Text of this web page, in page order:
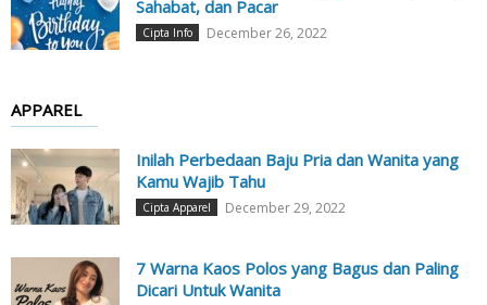
Sahabat, dan Pacar
Cipta Info December 26, 2022
APPAREL
Inilah Perbedaan Baju Pria dan Wanita yang
Kamu Wajib Tahu
Cipta Apparel December 29, 2022
7 Warna Kaos Polos yang Bagus dan Paling
Dicari Untuk Wanita